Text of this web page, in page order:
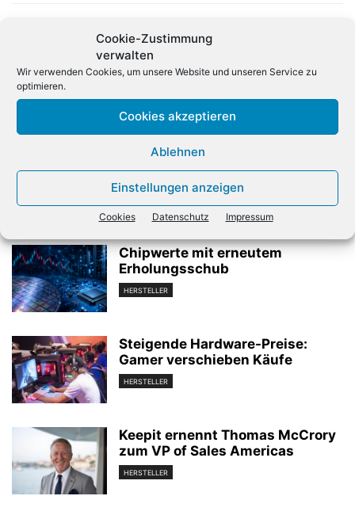
Cookie-Zustimmung
verwalten
Wir verwenden Cookies, um unsere Website und unseren Service zu
optimieren.
Cookies akzeptieren
Ablehnen
Einstellungen anzeigen
Cookies Datenschutz Impressum
Oracle-Manager Kurian
Kampf um die IT-Fachkräfte
Verwandte Artikel
Chipwerte mit erneutem
Erholungsschub
HERSTELLER
Steigende Hardware-Preise:
Gamer verschieben Käufe
HERSTELLER
Keepit ernennt Thomas McCrory
zum VP of Sales Americas
HERSTELLER